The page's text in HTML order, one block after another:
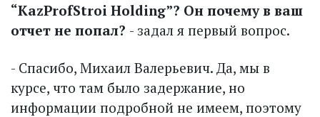
“KazProfStroi Holding”? Он почему в ваш
отчет не попал? - задал я первый вопрос.
- Спасибо, Михаил Валерьевич. Да, мы в
курсе, что там было задержание, но
информации подробной не имеем, поэтому